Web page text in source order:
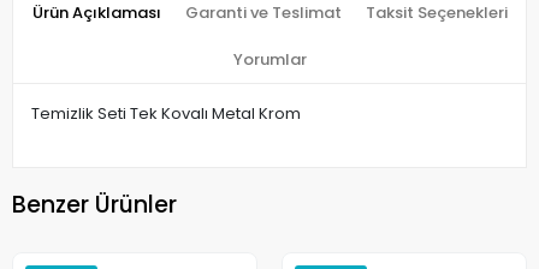
Ürün Açıklaması Garanti ve Teslimat Taksit Seçenekleri
Yorumlar
Temizlik Seti Tek Kovalı Metal Krom
Benzer Ürünler